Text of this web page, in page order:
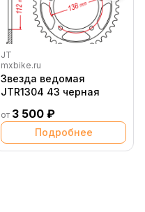
JT
mxbike.ru
Звезда ведомая
JTR1304 43 черная
от 3 500 ₽
Подробнее